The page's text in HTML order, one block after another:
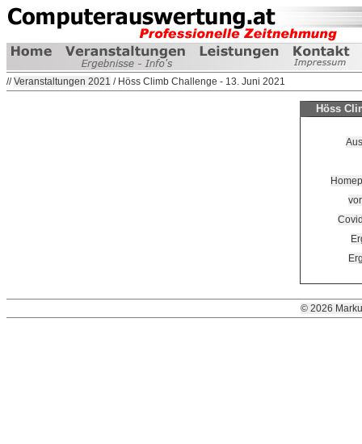
//Veranstaltungen 2021 / Höss Climb Challenge - 13. Juni 2021
Höss
© 2026